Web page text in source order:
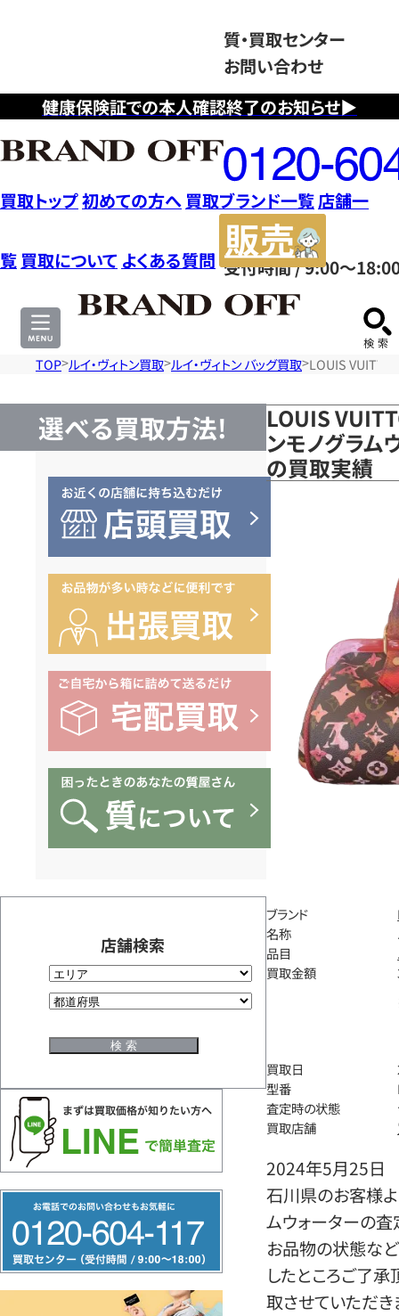
健康保険証での本人確認終了のお知らせ▶
質・買取センター
お問い合わせ
フ
リ
ー
ダ
イ
ヤ
ル
0120604117
受付時間 / 9:00～
買取トップ初めての方へ 買取ブランド一覧店舗一
覧 買取について よくある質問
サ
TOP ルイ・ヴィトン買取 ルイ・ヴィトン バッグ買取 LOUIS
選べる買取方法!
店舗検索
リ
ー
LOUIS
ンモノグラム
の買取実績
ブランド
名称
品目
買取金額
買取日
型番
査定時の状態
買取店舗
2024年5月25日
石川県のお客様よ
ムウォーターの査
お品物の状態など
したところご了
取させていただき